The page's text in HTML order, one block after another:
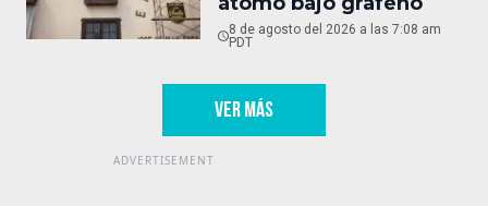
8 de agosto del 2026 a las 7:08 am
PDT
VER MÁS